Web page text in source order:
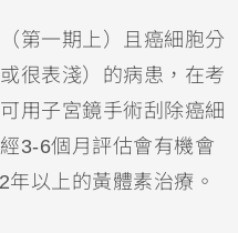
第一期上）且癌細胞分
很表淺）的病患，在考
用子宮鏡手術刮除癌細
3-6個月評估會有機會
以上的黃體素治療。